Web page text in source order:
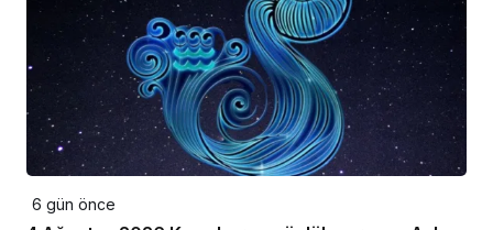
6 gün önce